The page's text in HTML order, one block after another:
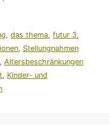
,das thema,futur 3,
, Stellungnahmen
,Altersbeschränkungen
, Kinder- und